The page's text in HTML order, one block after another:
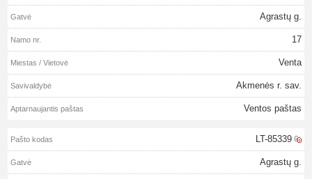
Agrastų g.
17
Venta
Akmenės r. sav.
Ventos paštas
LT-85339
Agrastų g.